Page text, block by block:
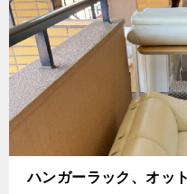
ハンガーラック、オッ